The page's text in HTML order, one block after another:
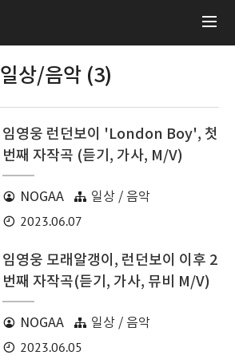
일상/음악 (3)
임영웅 런던보이 'London Boy', 첫
번째 자작곡 (듣기, 가사, M/V)
NOGAA 일상 / 음악
2023.06.07
임영웅 모래알갱이, 런던보이 이후 2
번째 자작곡(듣기, 가사, 뮤비 M/V)
NOGAA 일상 / 음악
2023.06.05